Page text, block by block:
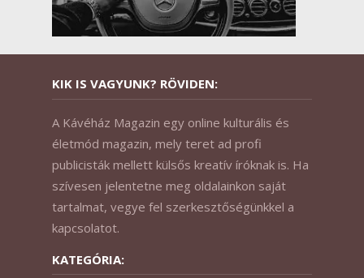
KIK IS VAGYUNK? RÖVIDEN:
A Kávéház Magazin egy online kulturális és
életmód magazin, mely teret ad profi
publicisták mellett külsős kreatív íróknak is. Ha
szívesen jelentetne meg oldalainkon saját
tartalmat, vegye fel szerkesztőségünkkel a
kapcsolatot.
KATEGÓRIA: